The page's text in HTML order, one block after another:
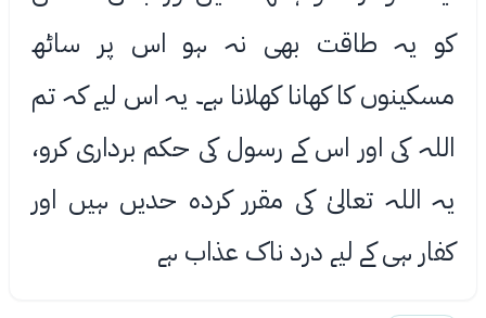
کو یہ طاقت بھی نہ ہو اس پر ساٹھ
مسکینوں کا کھانا کھلانا ہے۔ یہ اس لیے کہ تم
اللہ کی اور اس کے رسول کی حکم برداری کرو،
یہ اللہ تعالیٰ کی مقرر کرده حدیں ہیں اور
کفار ہی کے لیے درد ناک عذاب ہے